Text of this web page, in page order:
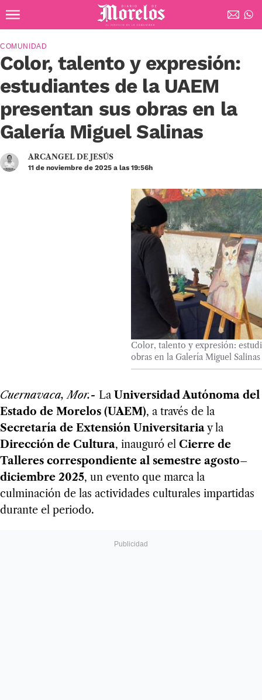
Diario de Morelos
Color, talento y expresión:
estudiantes de la UAEM
presentan sus obras en la
Galería Miguel Salinas
COMUNIDAD
ARCANGEL DE JESÚS
11 de noviembre de 2025 a las 19:56h
Color, talento y expresión:
obras en la Galería Miguel Salinas
Cuernavaca, Mor.- La Universidad Autónoma del
Estado de Morelos (UAEM), a través de la
Secretaría de Extensión Universitariay la
Dirección de Cultura, inauguró el Cierre de
Talleres correspondiente al semestre agosto–
diciembre 2025, un evento que marca la
culminación de las actividades culturales impartidas
durante el periodo.